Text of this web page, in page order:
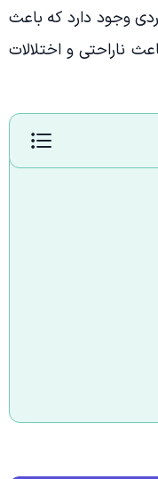
وجود دارد که باعث
ناراحتی و اختلالات